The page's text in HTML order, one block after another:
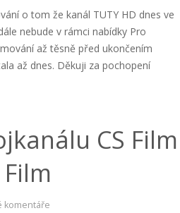
o tom že kanál TUTY HD dnes ve
nebude v rámci nabídky Pro
až těsně před ukončením
až dnes. Děkuji za pochopení
CS Film
komentáře